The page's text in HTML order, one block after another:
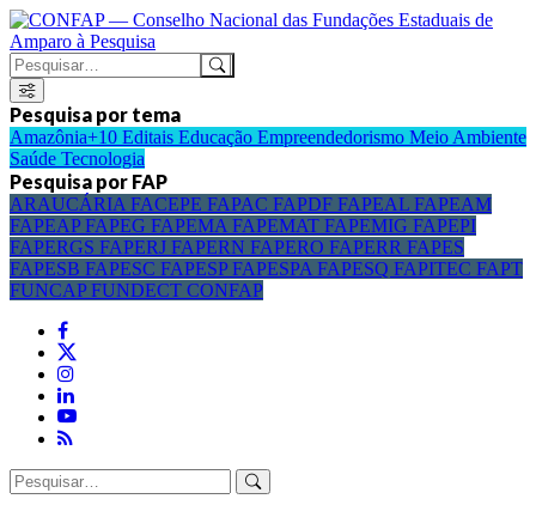
Pesquisa por tema
Amazônia+10 Editais Educação Empreendedorismo Meio Ambiente
Saúde Tecnologia
Pesquisa por FAP
ARAUCÁRIA FACEPE FAPAC FAPDF FAPEAL FAPEAM
FAPEAPFAPEG FAPEMA FAPEMAT FAPEMIG FAPEPI
FAPERGS FAPERJ FAPERN FAPERO FAPERR FAPES
FAPESB FAPESC FAPESPFAPESPA FAPESQ FAPITEC FAPT
FUNCAPFUNDECT CONFAP